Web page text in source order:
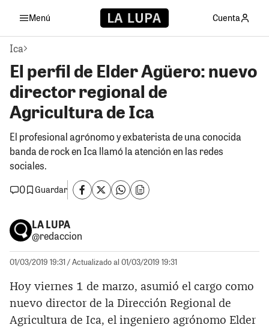
Menú Cuenta
Ica
El perfil de Elder Agüero: nuevo
director regional de
Agricultura de Ica
El profesional agrónomo y exbaterista de una conocida
banda de rock en Ica llamó la atención en las redes
sociales.
0
Guardar
LA LUPA
@redaccion
01/03/2019 19:31 / Actualizado al 01/03/2019 19:31
Hoy viernes 1 de marzo, asumió el cargo como
nuevo director de la Dirección Regional de
Agricultura de Ica, el ingeniero agrónomo Elder